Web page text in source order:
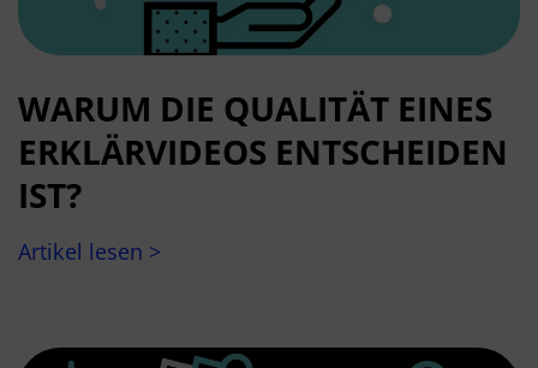
WARUM DIE QUALITÄT EINES
ERKLÄRVIDEOS ENTSCHEIDEN
IST?
Artikel lesen >